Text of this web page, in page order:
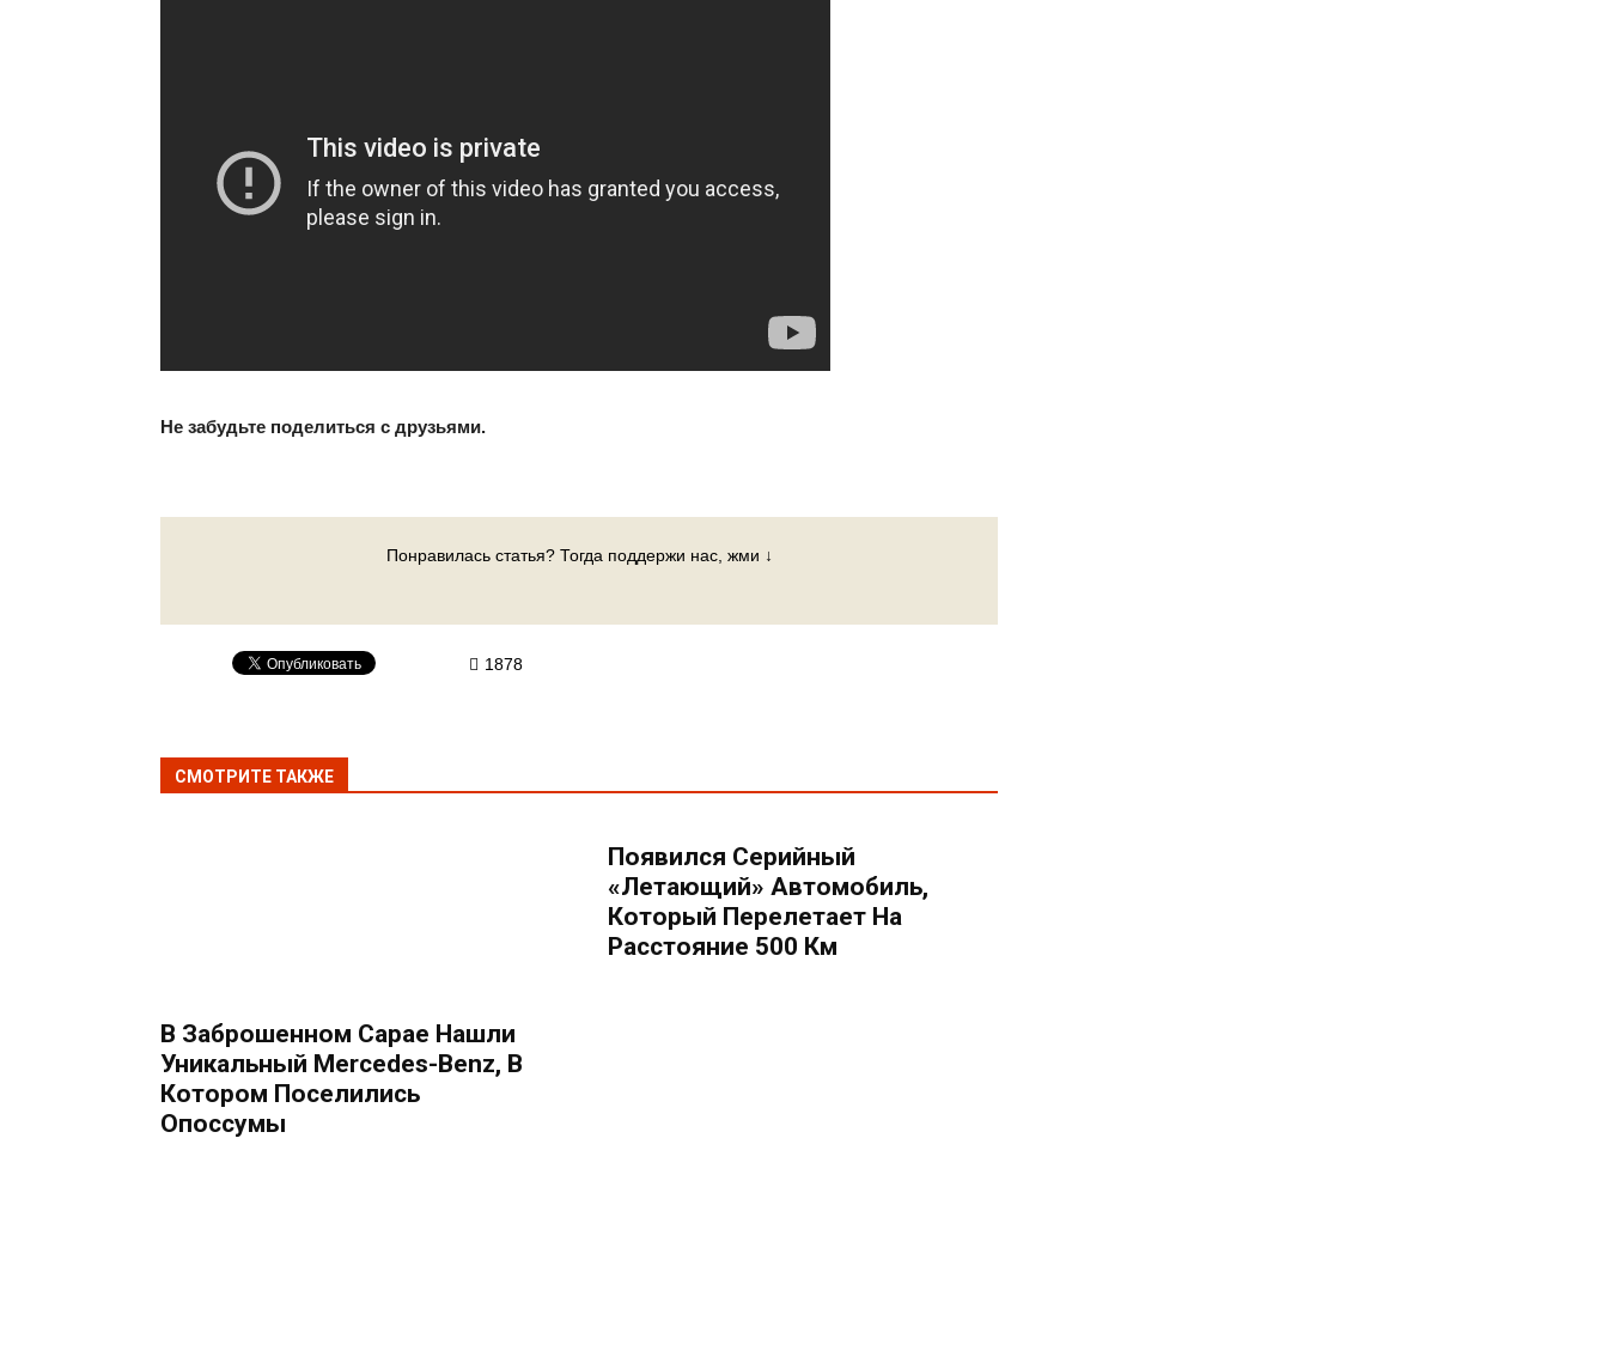
Не забудьте поделиться с друзьями.
Понравилась статья? Тогда поддержи нас, жми ↓
1878
СМОТРИТЕ ТАКЖЕ
Появился Серийный
«летающий» Автомобиль,
Который Перелетает На
Расстояние 500 Км
В Заброшенном Сарае Нашли
Уникальный Mercedes-Benz, В
Котором Поселились
Опоссумы